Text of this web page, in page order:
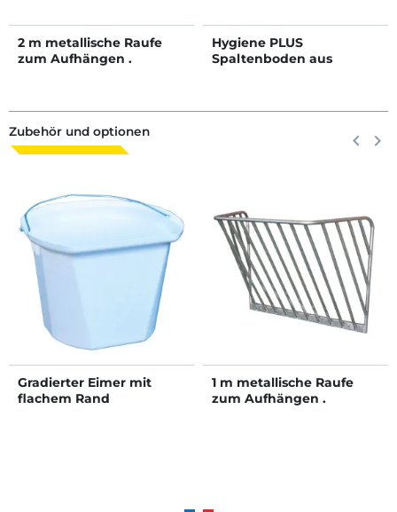
2 m metallische Raufe
zum Aufhängen .
Hygiene PLUS
Spaltenboden aus
Zubehör und optionen Zurück
keyboard_arrow_left keyboard_arrow_right
Gradierter Eimer mit
flachem Rand
1 m metallische Raufe
zum Aufhängen .